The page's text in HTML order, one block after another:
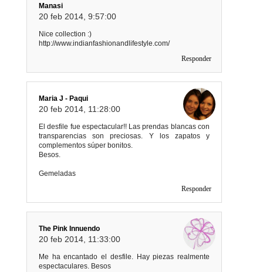
Manasi
20 feb 2014, 9:57:00
Nice collection :)
http://www.indianfashionandlifestyle.com/
Responder
Maria J - Paqui
20 feb 2014, 11:28:00
El desfile fue espectacular!! Las prendas blancas con
transparencias son preciosas. Y los zapatos y
complementos súper bonitos.
Besos.
Gemeladas
Responder
The Pink Innuendo
20 feb 2014, 11:33:00
Me ha encantado el desfile. Hay piezas realmente
espectaculares. Besos